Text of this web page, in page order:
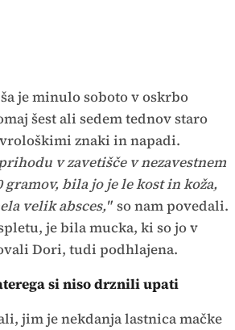
je minulo soboto v oskrbo
šest ali sedem tednov staro
znaki in napadi.
v zavetišče v nezavestnem
gramov, bila jo je le kost in koža,
velik absces," so nam povedali.
je bila mucka, ki so jo v
Dori, tudi podhlajena.
si niso drznili upati
jim je nekdanja lastnica mačke